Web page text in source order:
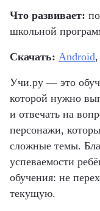
Что развивает:
школьной
Скачать: Android,
Учи.ру — это
которой нужно
и отвечать на
персонажи,
сложные темы.
успеваемости
обучения: не
текущую.